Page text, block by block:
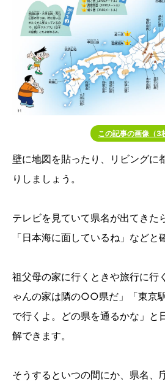
この記事の画像（3
壁に地図を貼ったり、リビングに
りしましょう。
テレビを見ていて県名が出てきた
「日本海に面しているね」などと
祖父母の家に行くときや旅行に行
ゃんの家は隣の○○県だ」「東京
で行くよ。どの県を通るかな」と
解できます。
そうするといつの間にか、県名、